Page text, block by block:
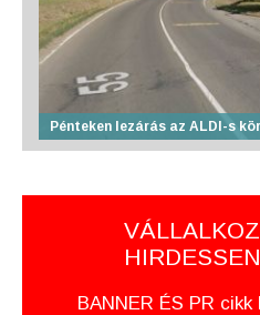
Pénteken lezárás az ALDI-s
BANNER ÉS PR